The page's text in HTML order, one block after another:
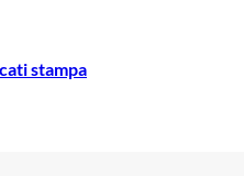
stampa